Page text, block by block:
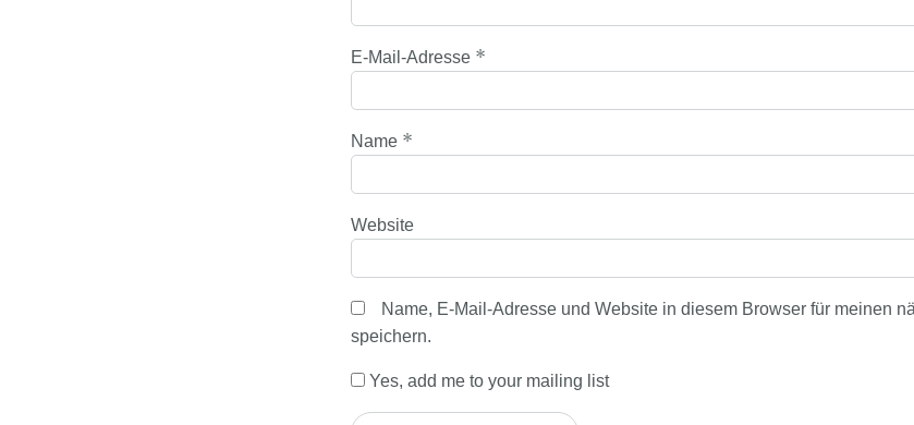
E-Mail-Adresse *
Name *
Website
Name, E-Mail-Adresse und Website in diesem Browser für meinen
speichern.
Yes, add me to your mailing list